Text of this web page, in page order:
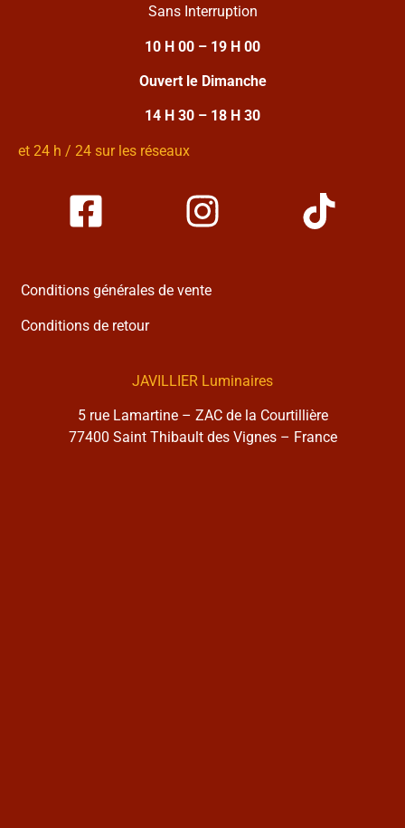
Sans Interruption
10 H 00 – 19 H 00
Ouvert le Dimanche
14 H 30 – 18 H 30
et 24 h / 24 sur les réseaux
Conditions générales de vente
Conditions de retour
JAVILLIER Luminaires
5 rue Lamartine – ZAC de la Courtillière
77400 Saint Thibault des Vignes – France